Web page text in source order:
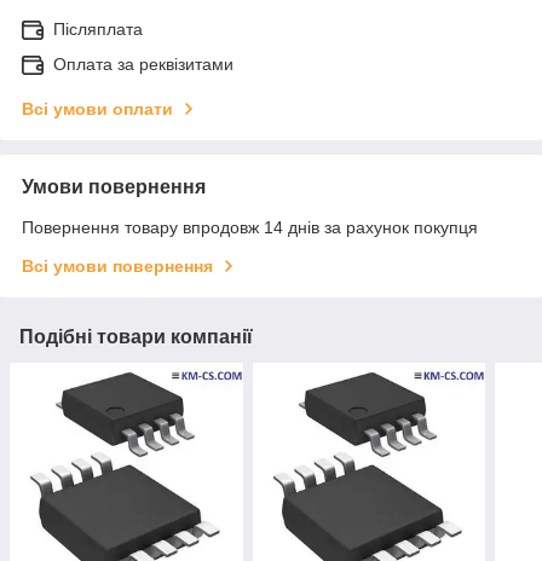
Післяплата
Оплата за реквізитами
Всі умови оплати
Умови повернення
Повернення товару впродовж 14 днів за рахунок покупця
Всі умови повернення
Подібні товари компанії